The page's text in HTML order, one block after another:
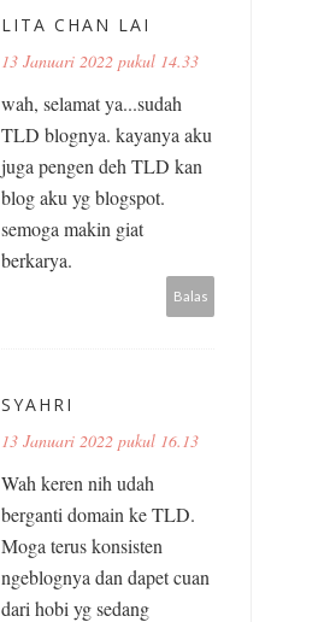
LITA CHAN LAI
13 Januari 2022 pukul 14.33
wah, selamat ya...sudah
TLD blognya. kayanya aku
juga pengen deh TLD kan
blog aku yg blogspot.
semoga makin giat
berkarya.
Balas
SYAHRI
13 Januari 2022 pukul 16.13
Wah keren nih udah
berganti domain ke TLD.
Moga terus konsisten
ngeblognya dan dapet cuan
dari hobi yg sedang